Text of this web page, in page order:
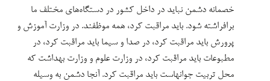
در داخل کشور با انحاء حیله‌ها و ترفندها کار خودش را دنبال کند و
انجام دهد.”(۱۴۰۳/۷/۴)
جمع بندی:
در اسلام برای شهروند معمولی اصل بر برائت است. (اصل۳۷قانون
اساسی)